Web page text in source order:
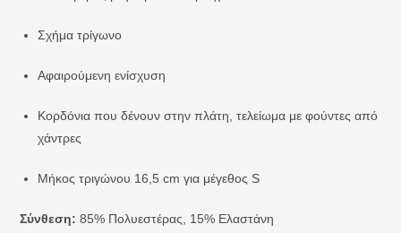
Σχήμα τρίγωνο
Αφαιρούμενη ενίσχυση
Κορδόνια που δένουν στην πλάτη, τελείωμα με φούντες από
χάντρες
Μήκος τριγώνου 16,5 cm για μέγεθος S
Σύνθεση: 85% Πολυεστέρας, 15% Ελαστάνη